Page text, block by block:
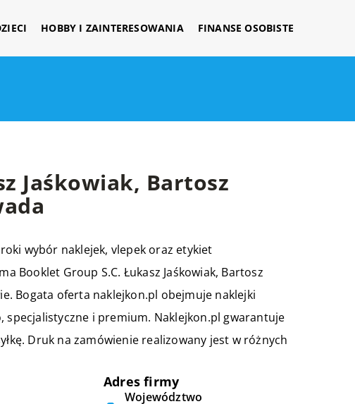
HOBBY I ZAINTERESOWANIA FINANSE OSOBISTE
Jaśkowiak, Bartosz
wybór naklejek, vlepek oraz etykiet
Booklet Group S.C. Łukasz Jaśkowiak, Bartosz
Bogata oferta naklejkon.pl obejmuje naklejki
specjalistyczne i premium. Naklejkon.pl gwarantuje
Druk na zamówienie realizowany jest w różnych
Adres firmy
Województwo